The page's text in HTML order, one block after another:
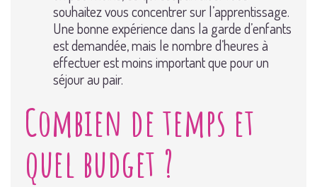
souhaitez vous concentrer sur l’apprentissage.
Une bonne expérience dans la garde d’enfants
est demandée, mais le nombre d’heures à
effectuer est moins important que pour un
séjour au pair.
Combien de temps et
quel budget ?